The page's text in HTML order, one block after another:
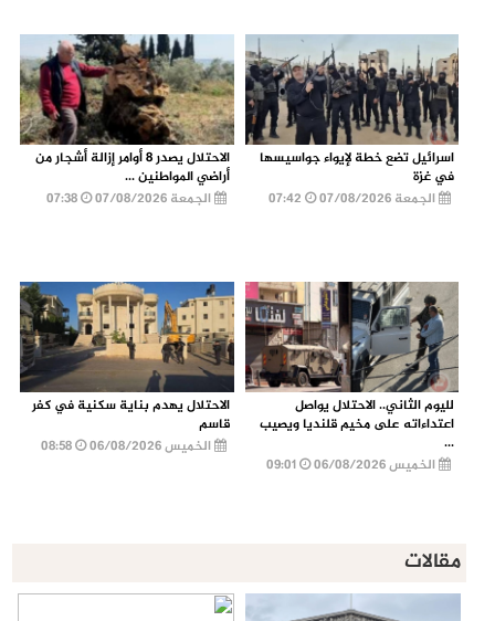
اسرائيل تضع خطة لإيواء جواسيسها
في غزة
الجمعة 07/08/2026
الاحتلال يصدر 8 أوامر إزالة أشجار من
أراضي المواطنين ...
الجمعة 07/08/2026
07:38
لليوم الثاني.. الاحتلال يواصل
اعتداءاته على مخيم قلنديا ويصيب
...
الخميس 06/08/2026
الاحتلال يهدم بناية سكنية في كفر
قاسم
الخميس 06/08/2026
08:58
مقالات